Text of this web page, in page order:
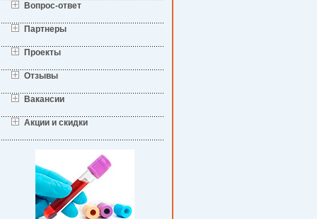
Вопрос-ответ
Партнеры
Проекты
Отзывы
Вакансии
Акции и скидки